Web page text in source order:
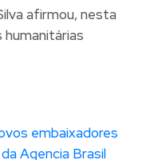
afirmou, nesta
Agencia Brasil